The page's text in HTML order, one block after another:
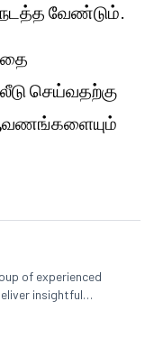
நடத்த வேண்டும்.
செய்வதற்கு
of experienced
insightful
IPO, economy,